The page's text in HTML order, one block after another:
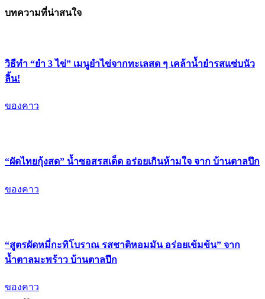
บทความที่น่าสนใจ
วิธีทำ “ยำ 3 ไข่” เมนูยำไข่จากทะเลสด ๆ เคล้าน้ำยำรสแซ่บนัว
ลิ้น!
ของคาว
“ผัดไทยกุ้งสด” น้ำซอสรสเด็ด อร่อยเกินห้ามใจ จาก บ้านตาลปึก
ของคาว
“สูตรผัดหมี่กะทิโบราณ รสชาติหอมมัน อร่อยเข้มข้น” จาก
น้ำตาลมะพร้าว บ้านตาลปึก
ของคาว